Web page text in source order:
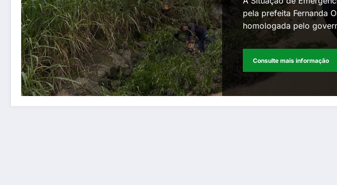
pela prefeita Fernanda
homologada pelo
Consulte mais informação